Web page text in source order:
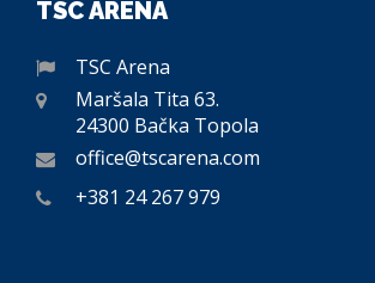
TSC ARENA
TSC Arena
Maršala Tita 63.
24300 Bačka Topola
office@tscarena.com
+381 24 267 979